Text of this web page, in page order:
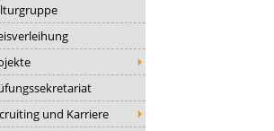
und Karriere